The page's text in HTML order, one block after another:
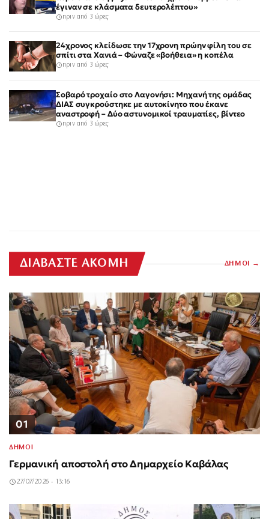
έγιναν σε κλάσματα δευτερολέπτου»
πριν από 3 ώρες
24χρονος κλείδωσε την 17χρονη πρώην φίλη του σε
σπίτι στα Χανιά – Φώναζε «βοήθεια» η κοπέλα
πριν από 3 ώρες
Σοβαρό τροχαίο στο Λαγονήσι: Μηχανή της ομάδας
ΔΙΑΣ συγκρούστηκε με αυτοκίνητο που έκανε
αναστροφή – Δύο αστυνομικοί τραυματίες, βίντεο
πριν από 3 ώρες
ΔΙΑΒΑΣΤΕ ΑΚΟΜΗ ΔΗΜΟΙ
01
ΔΗΜΟΙ
Γερμανική αποστολή στο Δημαρχείο Καβάλας
27/07/2026 - 13:16